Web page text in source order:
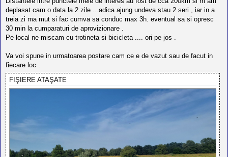
deplasat cam o data la 2 zile ...adica ajung undeva stau 2 seri , iar in a
treia zi ma mut si fac cumva sa conduc max 3h. eventual sa si opresc
30 min la cumparaturi de aprovizionare .
Pe local ne miscam cu trotineta si bicicleta .... ori pe jos .
Va voi spune in urmatoarea postare cam ce e de vazut sau de facut in
fiecare loc .
FIŞIERE ATAŞATE